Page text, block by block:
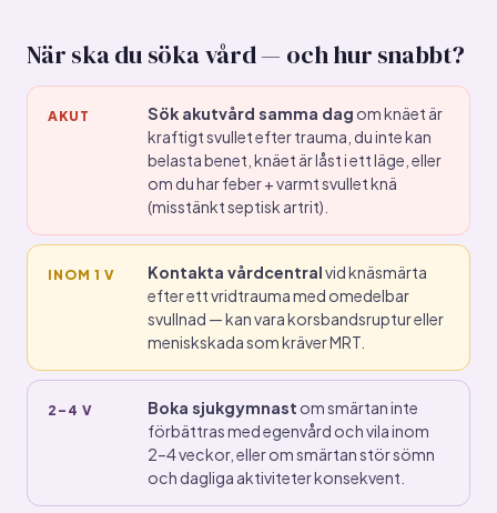
När ska du söka vård — och hur snabbt?
AKUT Sök akutvård samma dag om knäet är
kraftigt svullet efter trauma, du inte kan
belasta benet, knäet är låst i ett läge, eller
om du har feber + varmt svullet knä
(misstänkt septisk artrit).
INOM 1 V Kontakta vårdcentralvid knäsmärta
efter ett vridtrauma med omedelbar
svullnad — kan vara korsbandsruptur eller
meniskskada som kräver MRT.
2–4 V Boka sjukgymnast om smärtan inte
förbättras med egenvård och vila inom
2–4 veckor, eller om smärtan stör sömn
och dagliga aktiviteter konsekvent.